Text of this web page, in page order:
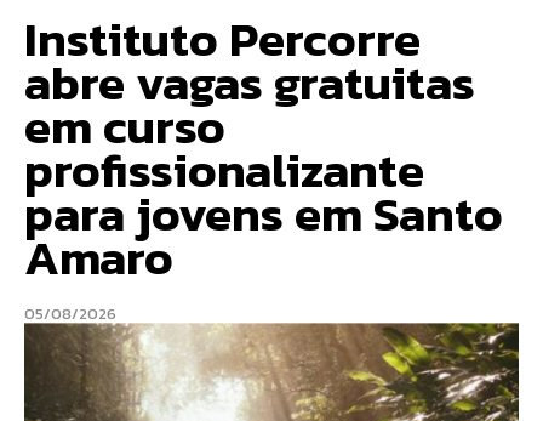
Instituto Percorre
abre vagas gratuitas
em curso
profissionalizante
para jovens em Santo
Amaro
05/08/2026